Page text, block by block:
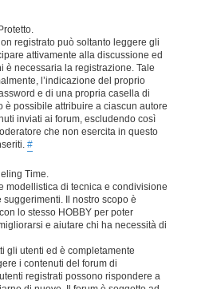
registrato può soltanto leggere gli
attivamente alla discussione ed
è necessaria la registrazione. Tale
l’indicazione del proprio
e di una propria casella di
è possibile attribuire a ciascun autore
inviati ai forum, escludendo così
che non esercita in questo
#
Time.
modellistica di tecnica e condivisione
Il nostro scopo è
lo stesso HOBBY per poter
e aiutare chi ha necessità di
gli utenti ed è completamente
i contenuti del forum di
registrati possono rispondere a